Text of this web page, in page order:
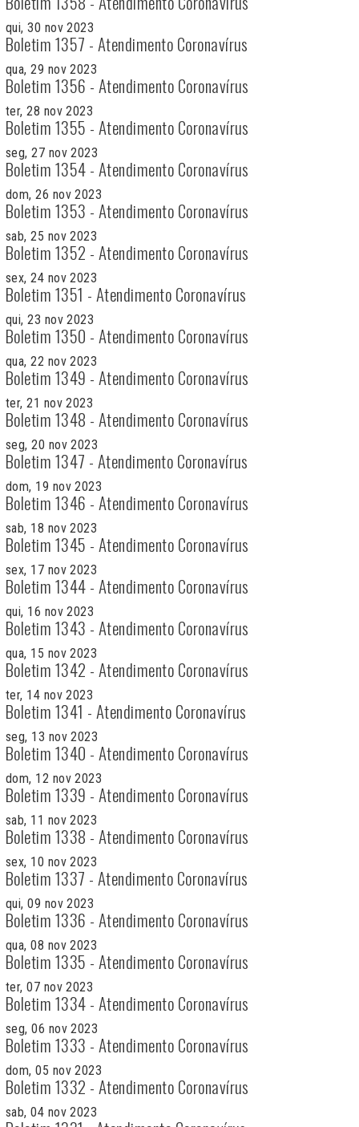
qui, 30 nov 2023
Boletim 1357 - Atendimento Coronavírus
qua, 29 nov 2023
Boletim 1356 - Atendimento Coronavírus
ter, 28 nov 2023
Boletim 1355 - Atendimento Coronavírus
seg, 27 nov 2023
Boletim 1354 - Atendimento Coronavírus
dom, 26 nov 2023
Boletim 1353 - Atendimento Coronavírus
sab, 25 nov 2023
Boletim 1352 - Atendimento Coronavírus
sex, 24 nov 2023
Boletim 1351 - Atendimento Coronavírus
qui, 23 nov 2023
Boletim 1350 - Atendimento Coronavírus
qua, 22 nov 2023
Boletim 1349 - Atendimento Coronavírus
ter, 21 nov 2023
Boletim 1348 - Atendimento Coronavírus
seg, 20 nov 2023
Boletim 1347 - Atendimento Coronavírus
dom, 19 nov 2023
Boletim 1346 - Atendimento Coronavírus
sab, 18 nov 2023
Boletim 1345 - Atendimento Coronavírus
sex, 17 nov 2023
Boletim 1344 - Atendimento Coronavírus
qui, 16 nov 2023
Boletim 1343 - Atendimento Coronavírus
qua, 15 nov 2023
Boletim 1342 - Atendimento Coronavírus
ter, 14 nov 2023
Boletim 1341 - Atendimento Coronavírus
seg, 13 nov 2023
Boletim 1340 - Atendimento Coronavírus
dom, 12 nov 2023
Boletim 1339 - Atendimento Coronavírus
sab, 11 nov 2023
Boletim 1338 - Atendimento Coronavírus
sex, 10 nov 2023
Boletim 1337 - Atendimento Coronavírus
qui, 09 nov 2023
Boletim 1336 - Atendimento Coronavírus
qua, 08 nov 2023
Boletim 1335 - Atendimento Coronavírus
ter, 07 nov 2023
Boletim 1334 - Atendimento Coronavírus
seg, 06 nov 2023
Boletim 1333 - Atendimento Coronavírus
dom, 05 nov 2023
Boletim 1332 - Atendimento Coronavírus
sab, 04 nov 2023